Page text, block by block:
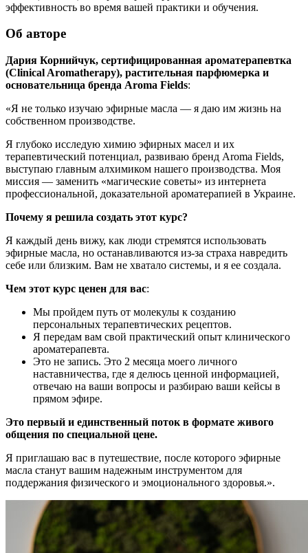
эффективность во время вашей практики и обучения.
Об авторе
Дария Корнийчук, сертифицированная ароматерапевтка
(Clinical Aromatherapy), растительная парфюмерка и
основательница бренда Aroma Fields:
«Я не только изучаю эфирные масла — я даю им жизнь на
собственном производстве.
Я глубоко исследую химию эфирных масел и их
терапевтический потенциал, развиваю бренд Aroma Fields,
выступаю главным алхимиком нашего производства. Моя
миссия — заменить «магические советы» из интернета
профессиональной, доказательной ароматерапией в Украине.
Почему я решила создать этот курс?
Я каждый день вижу, как люди стремятся использовать
эфирные масла, но останавливаются из-за страха навредить
себе или близким. Вам не хватало системы, и я ее создала.
Чем этот курс ценен для вас:
Мы пройдем путь от молекулы к созданию
персональных терапевтических рецептов.
Я передам вам свой практический опыт клинического
ароматерапевта.
Это не запись. Это 2 месяца моего личного
наставничества, где я делюсь ценной информацией,
отвечаю на ваши вопросы и разбираю ваши кейсы в
прямом эфире.
Это первый и единственный поток в формате живого
общения по специальной цене.
Я приглашаю вас в путешествие, после которого эфирные
масла станут вашим надежным инструментом для
поддержания физического и эмоционального здоровья.».